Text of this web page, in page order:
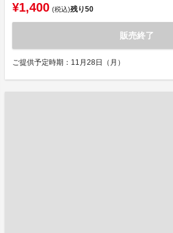
¥1,400 (税込)残り50
販売終了
ご提供予定時期：11月28日（月）